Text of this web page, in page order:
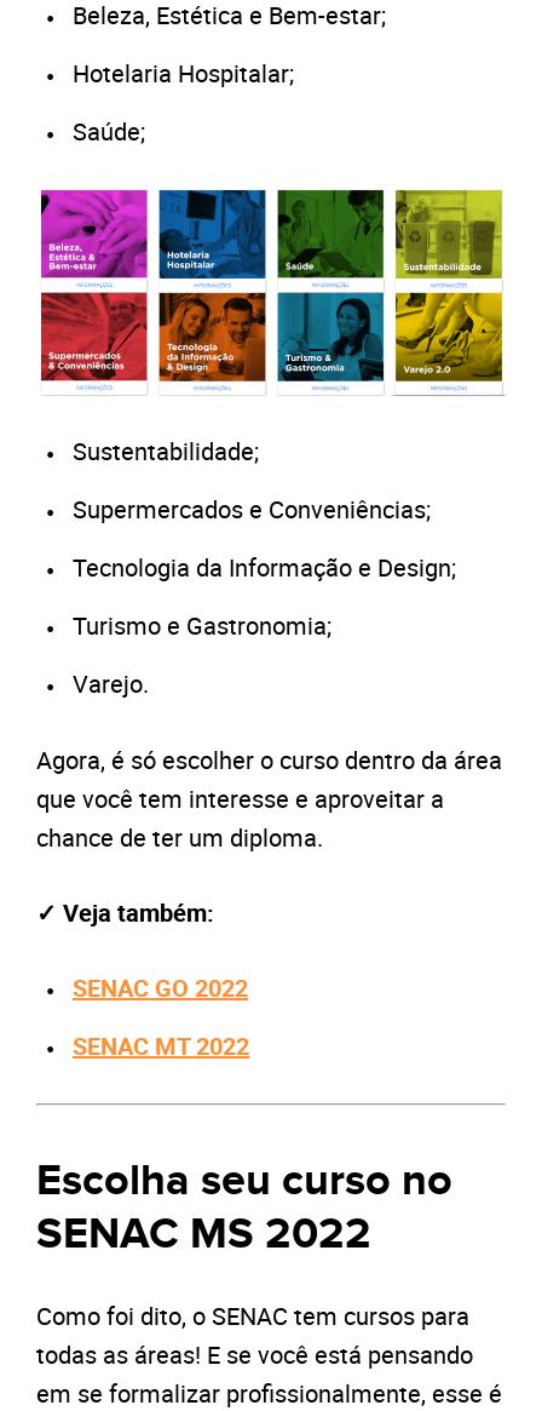
Beleza, Estética e Bem-estar;
Hotelaria Hospitalar;
Saúde;
Sustentabilidade;
Supermercados e Conveniências;
Tecnologia da Informação e Design;
Turismo e Gastronomia;
Varejo.
Agora, é só escolher o curso dentro da área
que você tem interesse e aproveitar a
chance de ter um diploma.
✓ Veja também:
SENAC GO 2022
SENAC MT 2022
Escolha seu curso no
SENAC MS 2022
Como foi dito, o SENAC tem cursos para
todas as áreas! E se você está pensando
em se formalizar profissionalmente, esse é